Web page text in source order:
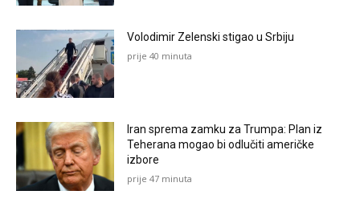
Volodimir Zelenski stigao u Srbiju
prije 40 minuta
Iran sprema zamku za Trumpa: Plan iz
Teherana mogao bi odlučiti američke
izbore
prije 47 minuta